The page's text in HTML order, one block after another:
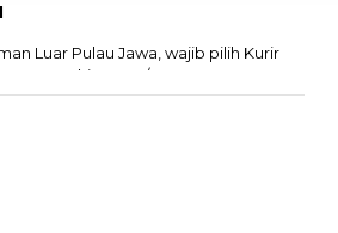
Luar Pulau Jawa, wajib pilih Kurir
Trucking JTR / Rex 10
Kurir Lain sebab barang
perlindungan korosi